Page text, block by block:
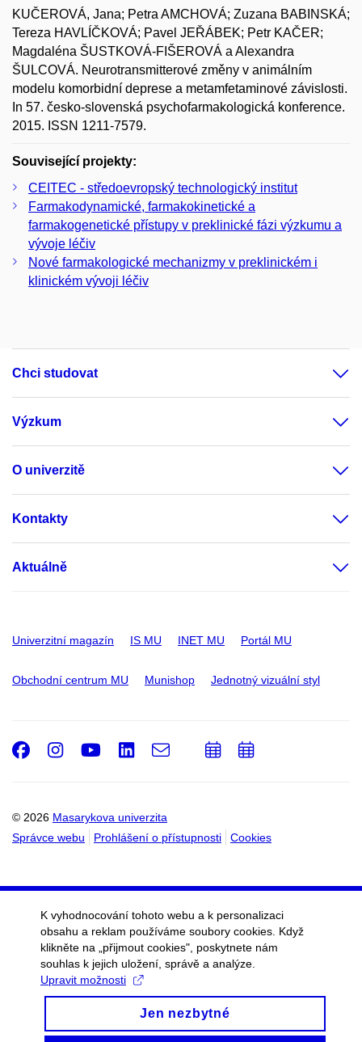
KUČEROVÁ, Jana; Petra AMCHOVÁ; Zuzana BABINSKÁ;
Tereza HAVLÍČKOVÁ; Pavel JEŘÁBEK; Petr KAČER;
Magdaléna ŠUSTKOVÁ-FIŠEROVÁ a Alexandra
ŠULCOVÁ. Neurotransmitterové změny v animálním
modelu komorbidní deprese a metamfetaminové závislosti.
In 57. česko-slovenská psychofarmakologická konference.
2015. ISSN 1211-7579.
Související projekty:
CEITEC - středoevropský technologický institut
Farmakodynamické, farmakokinetické a
farmakogenetické přístupy v preklinické fázi výzkumu a
vývoje léčiv
Nové farmakologické mechanizmy v preklinickém i
klinickém vývoji léčiv
Chci studovat
Výzkum
O univerzitě
Kontakty
Aktuálně
Univerzitní magazín IS MU INET MU Portál MU
Obchodní centrum MU Munishop Jednotný vizuální styl
© 2026 Masarykova univerzita
Správce webu
Prohlášení o přístupnosti Cookies
Facebook
Instagram
Youtube
LinkedIn
e-
Email
PřidatPřidat
K vyhodnocování tohoto webu a k personalizaci
obsahu a reklam používáme soubory cookies. Když
klikněte na „přijmout cookies", poskytnete nám
souhlas k jejich uložení, správě a analýze.
Upravit možnosti
Jen nezbytné